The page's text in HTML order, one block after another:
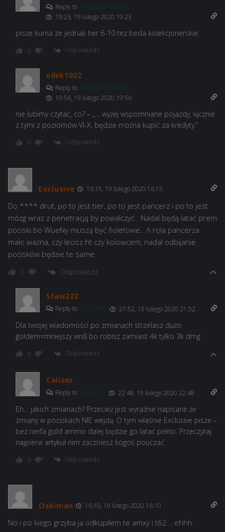
Reply to NieKrzyczNaMnie
19:23, 19 lutego 2020 19:23
pisze kurna ze jednak tier 6-10 tez beda kolekcjonerskie.
0 Odpowiedz
edek1022
Reply to NieKrzyczNaMnie
19:56, 19 lutego 2020 19:56
nie lubimy czytać, co? – „… wyżej wspomniane pojazdy, łącznie
z tymi z poziomów VI-X, będzie można kupić za kredyty.”
0 Odpowiedz
Exclusive 16:15, 19 lutego 2020 16:15
Do **** drut, po to jest tier, po to jest pancerz i po to jest
mózg wraz z penetracją by powalczyć.. Nadal będą latać prem
pociski bo WueNy muszą być fioletowe.. A rola pancerza
mało ważna, czy lecisz ht czy kolowcem, nadal odbijanie
pocisków będzie te same
0 Odpowiedz
Staw222
Reply to Exclusive 21:52, 19 lutego 2020 21:52
Dla twojej wiadomości po zmianach strzelasz dużo
goldem=mniejszy wn8 bo robisz zamiast 4k tylko 3k dmg
0 Odpowiedz
Calises
Reply to Staw222 22:48, 19 lutego 2020 22:48
Eh… jakich zmianach? Przecież jest wyraźnie napisane że
zmiany w pociskach NIE wejdą. O tym właśnie Exclusive pisze –
bez nerfa gold ammo dalej będzie go latać pełno. Przeczytaj
najpierw artykuł nim zaczniesz kogoś pouczać.
0 Odpowiedz
Oskiman 16:10, 19 lutego 2020 16:10
No i po kiego grzyba ja odkupiłem te amxy i t62… ehhh